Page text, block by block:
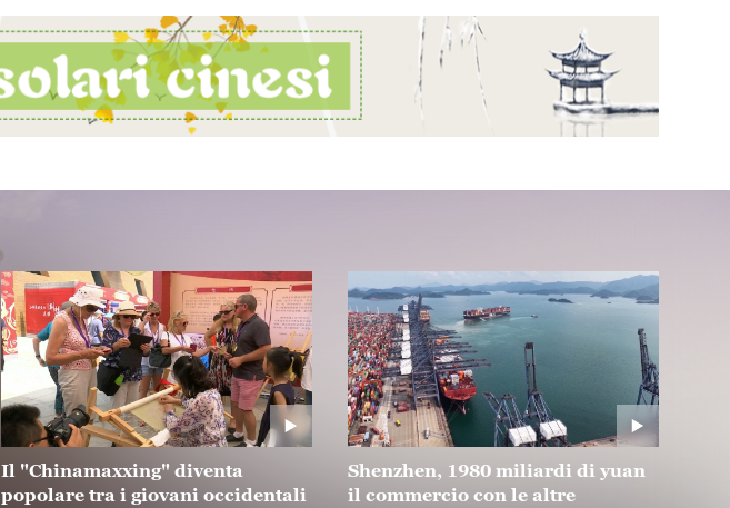
Il "Chinamaxxing" diventa
popolare tra i giovani occidentali
Shenzhen, 1980 miliardi di yuan
il commercio con le altre